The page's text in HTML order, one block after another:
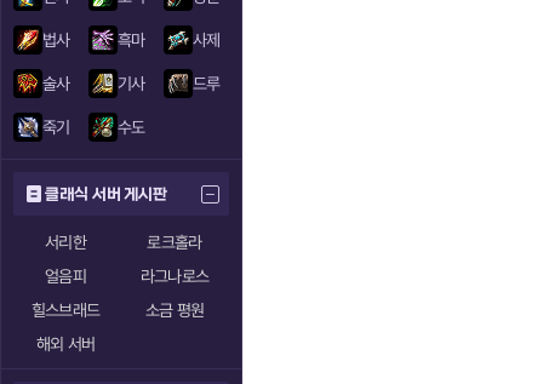
법사 흑마 사제
술사 기사 드루
죽기 수도
클래식 서버 게시판
서리한
로크홀라
얼음피
라그나로스
힐스브래드
소금 평원
해외 서버